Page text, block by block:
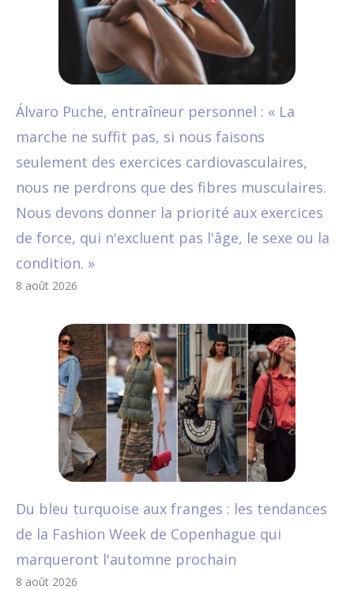
Álvaro Puche, entraîneur personnel : « La
marche ne suffit pas, si nous faisons
seulement des exercices cardiovasculaires,
nous ne perdrons que des fibres musculaires.
Nous devons donner la priorité aux exercices
de force, qui n'excluent pas l'âge, le sexe ou la
condition. »
8 août 2026
Du bleu turquoise aux franges : les tendances
de la Fashion Week de Copenhague qui
marqueront l'automne prochain
8 août 2026